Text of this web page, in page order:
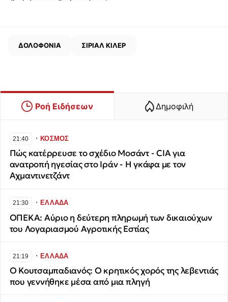
ΔΟΛΟΦΟΝΙΑ ΣΙΡΙΑΛ ΚΙΛΕΡ
Ροή Ειδήσεων Δημοφιλή
21:40 ∙ΚΟΣΜΟΣ
Πώς κατέρρευσε το σχέδιο Μοσάντ - CIA για
ανατροπή ηγεσίας στο Ιράν - Η γκάφα με τον
Αχμαντινετζάντ
21:30 ∙ΕΛΛΑΔΑ
ΟΠΕΚΑ: Αύριο η δεύτερη πληρωμή των δικαιούχων
του Λογαριασμού Αγροτικής Εστίας
21:19 ∙ΕΛΛΑΔΑ
Ο Κουτσαμπαδιανός: Ο κρητικός χορός της λεβεντιάς
που γεννήθηκε μέσα από μια πληγή